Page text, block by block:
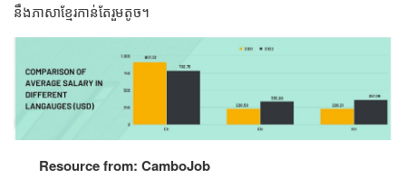
នឹងភាសាខ្មែរកាន់តែរួមតូច។
Resource from: CamboJob